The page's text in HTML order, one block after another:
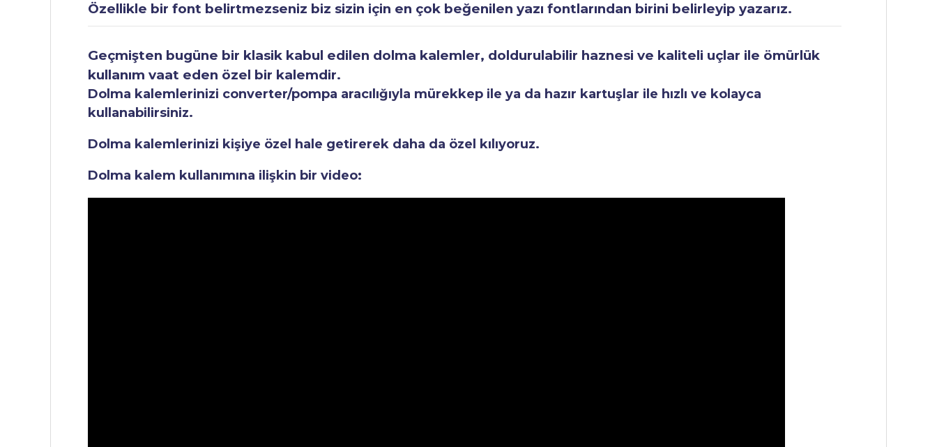
Özellikle bir font belirtmezseniz biz sizin için en çok beğenilen yazı fontlarından birini belirleyip yazarız.
Geçmişten bugüne bir klasik kabul edilen dolma kalemler, doldurulabilir haznesi ve kaliteli uçlar ile ömürlük
kullanım vaat eden özel bir kalemdir.
Dolma kalemlerinizi converter/pompa aracılığıyla mürekkep ile ya da hazır kartuşlar ile hızlı ve kolayca
kullanabilirsiniz.
Dolma kalemlerinizi kişiye özel hale getirerek daha da özel kılıyoruz.
Dolma kalem kullanımına ilişkin bir video: